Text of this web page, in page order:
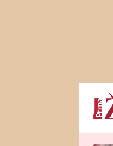
Horoskopy